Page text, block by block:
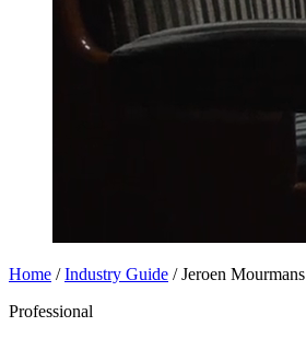
Home / Industry Guide / Jeroen Mourmans
Professional